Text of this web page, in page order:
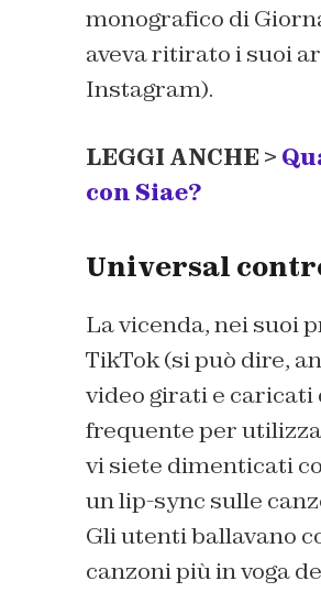
monografico di
aveva ritirato i suoi
Instagram).
LEGGI ANCHE >
con Siae?
Universal
La vicenda, nei suoi
TikTok (si può dire,
video girati e caricati
frequente per
vi siete dimenticati
un lip-sync sulle
Gli utenti ballavano
canzoni più in voga